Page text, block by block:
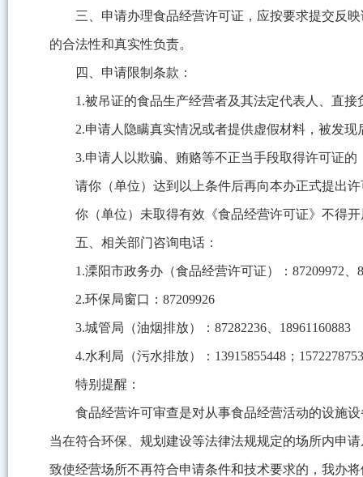
三、申请办理食品经营许可证，应按要求提交反
的合法性和真实性负责。
四、申请限制条款：
1.被吊证的食品生产经营者及其法定代表人、直
2.申请人隐瞒真实情况或者提供虚假材料，被发
3.申请人以欺骗、贿赂等不正当手段取得许可证
请你（单位）达到以上条件后再向本办正式提出
你（单位）未取得有效《食品经营许可证》不得
五、相关部门咨询电话：
1.溧阳市政务办（食品经营许可证）：87209972、
2.环保局窗口：87209926
3.城管局（油烟排放）：87282236、18961160883
4.水利局（污水排放）：13915855448；
特别提醒：
食品经营许可审查是对从事食品经营活动的设施
当在符合环保、规划建设等法律法规规定的场所内申
致使经营场所不再符合申请条件和技术要求的，我办